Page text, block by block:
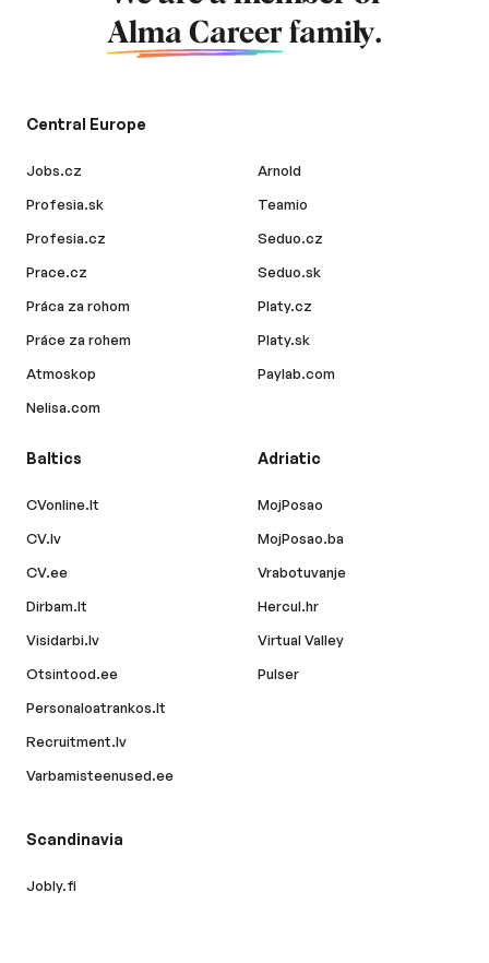
Alma Career family.
Central Europe
Jobs.cz
Profesia.sk
Profesia.cz
Prace.cz
Práca za rohom
Práce za rohem
Atmoskop
Nelisa.com
Arnold
Teamio
Seduo.cz
Seduo.sk
Platy.cz
Platy.sk
Paylab.com
Baltics
CVonline.lt
CV.lv
CV.ee
Dirbam.lt
Visidarbi.lv
Otsintood.ee
Personaloatrankos.lt
Recruitment.lv
Varbamisteenused.ee
Adriatic
MojPosao
MojPosao.ba
Vrabotuvanje
Hercul.hr
Virtual Valley
Pulser
Scandinavia
Jobly.fi